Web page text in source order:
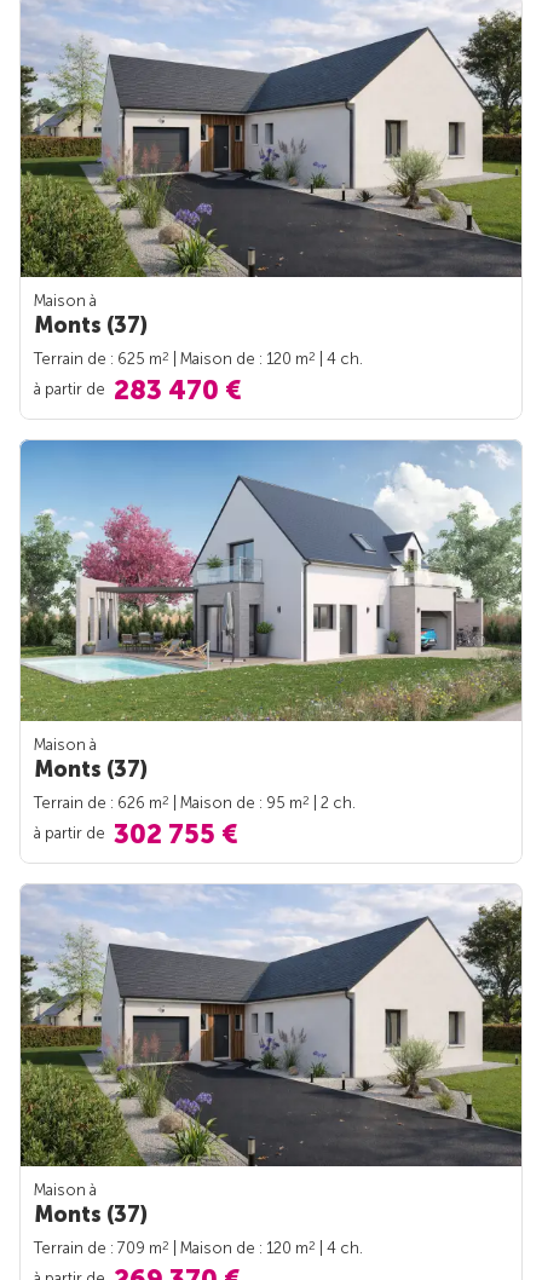
Maison à
Monts (37)
Terrain de : 625 m2 | Maison de : 120 m2
| 4 ch.
à partir de 283 470 €
Maison à
Monts (37)
Terrain de : 626 m2 | Maison de : 95 m2
| 2 ch.
à partir de 302 755 €
Maison à
Monts (37)
Terrain de : 709 m2 | Maison de : 120 m2
| 4 ch.